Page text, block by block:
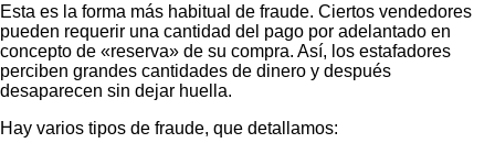
Esta es la forma más habitual de fraude. Ciertos vendedores
pueden requerir una cantidad del pago por adelantado en
concepto de «reserva» de su compra. Así, los estafadores
perciben grandes cantidades de dinero y después
desaparecen sin dejar huella.
Hay varios tipos de fraude, que detallamos: